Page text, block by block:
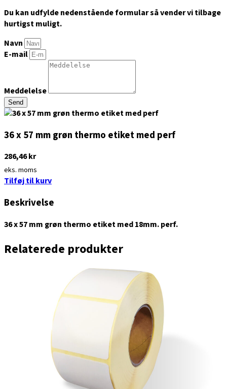
Du kan udfylde nedenstående formular så vender vi tilbage
hurtigst muligt.
Navn
E-mail
Meddelelse
Send
36 x 57 mm grøn thermo etiket med perf
286,46kr
eks. moms
Tilføj til kurv
Beskrivelse
36 x 57 mm grøn thermo etiket med 18mm. perf.
Relaterede produkter